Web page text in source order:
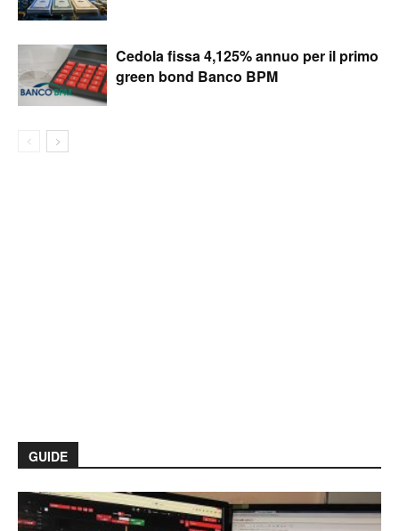
Cedola fissa 4,125% annuo per il primo
green bond Banco BPM
GUIDE